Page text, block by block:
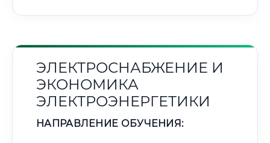
ЭЛЕКТРОСНАБЖЕНИЕ И
ЭКОНОМИКА
ЭЛЕКТРОЭНЕРГЕТИКИ
НАПРАВЛЕНИЕ ОБУЧЕНИЯ: